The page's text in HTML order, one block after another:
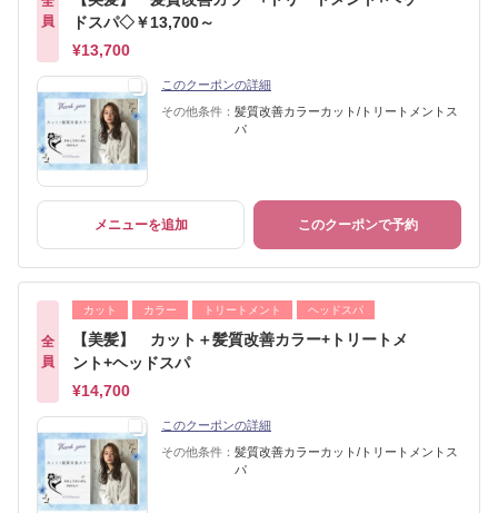
員
ドスパ◇￥13,700～
¥13,700
このクーポンの詳細
その他条件： 髪質改善カラーカット/トリートメントス
パ
メニューを追加 このクーポンで予約
全
員
カット カラー トリートメント ヘッドスパ
【美髪】 カット＋髪質改善カラー+トリートメ
ント+ヘッドスパ
¥14,700
このクーポンの詳細
その他条件： 髪質改善カラーカット/トリートメントス
パ